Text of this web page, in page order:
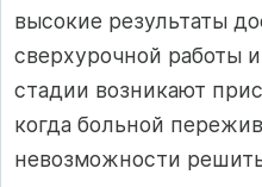
высокие результаты
сверхурочной работы
стадии возникают
когда больной
невозможности